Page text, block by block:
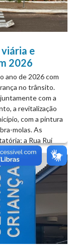
e
2026
ano de 2026 com
no trânsito.
com a
a revitalização
com a pintura
molas. As
a Rua Rui
das Flôres, em
As
ao tráfego,
de pedestres e
de Ribeirão
dos Andradas
DE GRANDES